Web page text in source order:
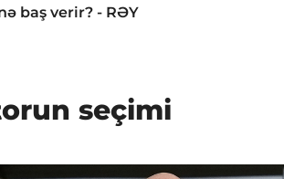
baş verir? - RƏY
seçimi